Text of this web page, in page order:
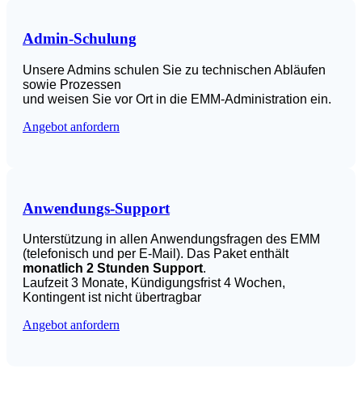
Admin-Schulung
Unsere Admins schulen Sie zu technischen Abläufen
sowie Prozessen
und weisen Sie vor Ort in die EMM-Administration ein.
Angebot anfordern
Anwendungs-Support
Unterstützung in allen Anwendungsfragen des EMM
(telefonisch und per E-Mail). Das Paket enthält
monatlich 2 Stunden Support.
Laufzeit 3 Monate, Kündigungsfrist 4 Wochen,
Kontingent ist nicht übertragbar
Angebot anfordern